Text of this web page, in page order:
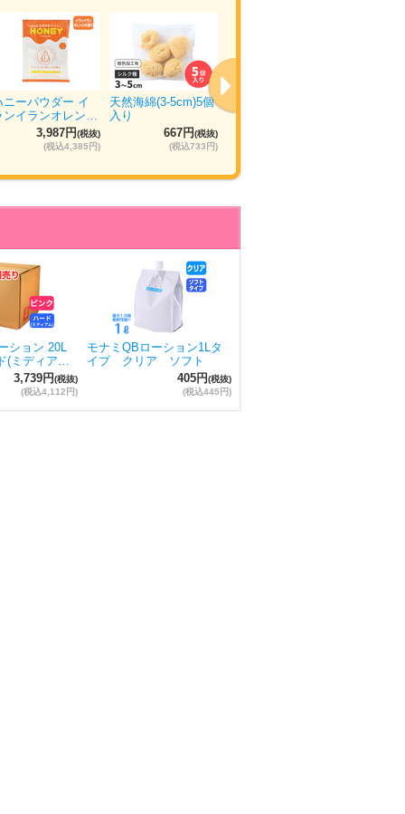
ニーパウダー イ
ンイランオレン…
3,987円(税抜)
(税込4,385円)
天然海綿(3-5cm)5個
入り
667円(税抜)
(税込733円)
ション 20L
(ミディア…
3,739円(税抜)
(税込4,112円)
モナミQBローション1Lタ
イプ クリア ソフト
405円(税抜)
(税込445円)